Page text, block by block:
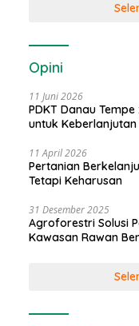
Opini
11 Juni 2026
PDKT Danau
untuk
11 April 2026
Pertanian
Tetapi Keharusan
31 Desember 2025
Agroforestri Solusi
Kawasan Rawan